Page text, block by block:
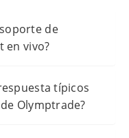
de
en vivo?
típicos
Olymptrade?